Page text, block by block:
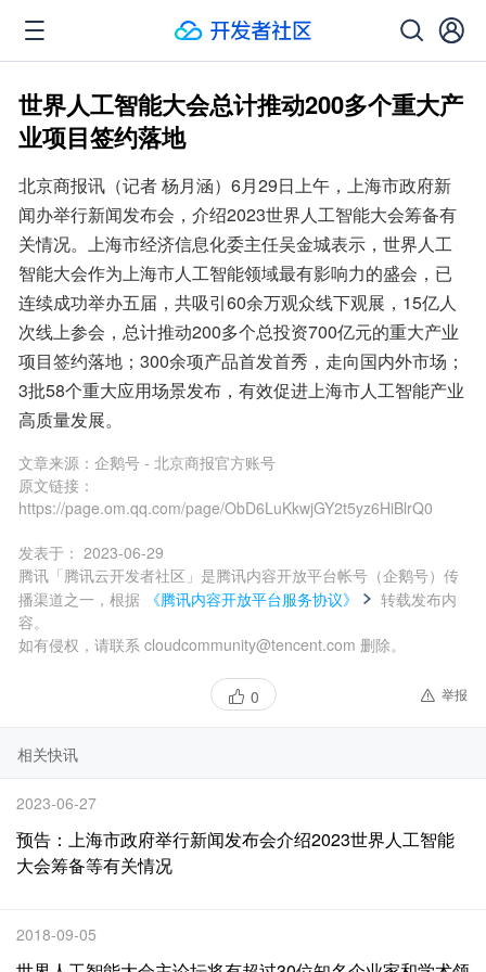
世界人工智能大会总计推动200多个重大产
业项目签约落地
北京商报讯（记者 杨月涵）6月29日上午，上海市政府新
闻办举行新闻发布会，介绍2023世界人工智能大会筹备有
关情况。上海市经济信息化委主任吴金城表示，世界人工
智能大会作为上海市人工智能领域最有影响力的盛会，已
连续成功举办五届，共吸引60余万观众线下观展，15亿人
次线上参会，总计推动200多个总投资700亿元的重大产业
项目签约落地；300余项产品首发首秀，走向国内外市场；
3批58个重大应用场景发布，有效促进上海市人工智能产业
高质量发展。
文章来源： 企鹅号 - 北京商报官方账号
原文链接：
https://page.om.qq.com/page/ObD6LuKkwjGY2t5yz6HiBlrQ0
发表于： 2023-06-29
腾讯「腾讯云开发者社区」是腾讯内容开放平台帐号（企鹅号）传
播渠道之一，根据
《腾讯内容开放平台服务协议》
转载发布内
容。
如有侵权，请联系 cloudcommunity@tencent.com 删除。
0 举报
相关快讯
2023-06-27
预告：上海市政府举行新闻发布会介绍2023世界人工智能
大会筹备等有关情况
2018-09-05